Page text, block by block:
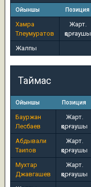
Ойыншы Позиция
Хамра
Тлеумуратов
Жарт.
қорғаушы
Жалпы
Таймас
Ойыншы Позиция
Бауржан
Лесбаев
Жарт.
қорғаушы
Абдывали
Таипов
Жарт.
қорғаушы
Мухтар
Джавгашев
Жарт.
қорғаушы